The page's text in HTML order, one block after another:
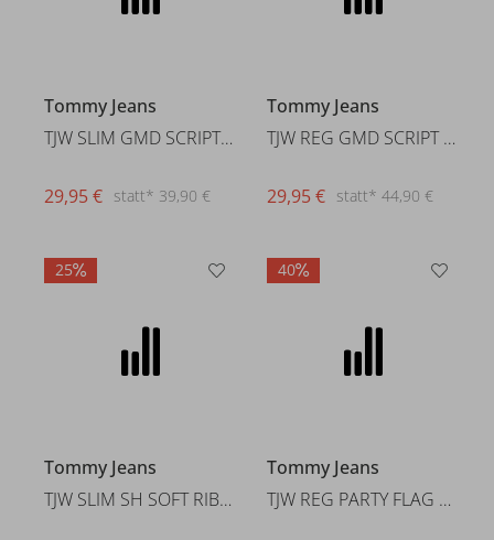
Tommy Jeans
TJW SLIM GMD SCRIPT RIB TEE
statt* 39,90 €
29,95 €
Tommy Jeans
TJW REG GMD SCRIPT TEE
statt* 44,90 €
29,95 €
25
Tommy Jeans
TJW SLIM SH SOFT RIB SS TEE
40
Tommy Jeans
TJW REG PARTY FLAG TEE EXT